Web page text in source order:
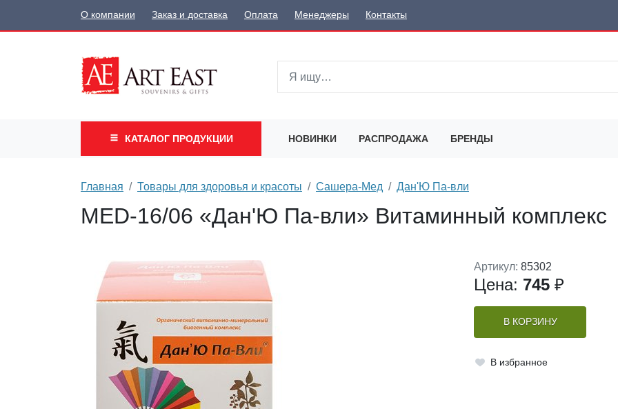
О компании Заказ и доставка Оплата Менеджеры Контакты
КАТАЛОГ ПРОДУКЦИИ НОВИНКИ РАСПРОДАЖА БРЕНДЫ
Главная Товары для здоровья и красоты Сашера-Мед Дан'Ю Па-вли
MED-16/06 «Дан'Ю Па-вли» Витаминный комплекс
Артикул: 85302
Цена: 745 ₽
В КОРЗИНУ
В избранное